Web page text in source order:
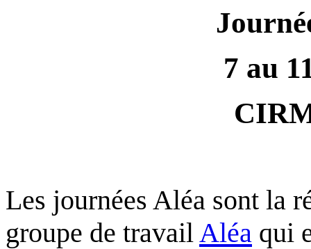
7 au
Les journées Aléa sont la
groupe de travailAléa qui